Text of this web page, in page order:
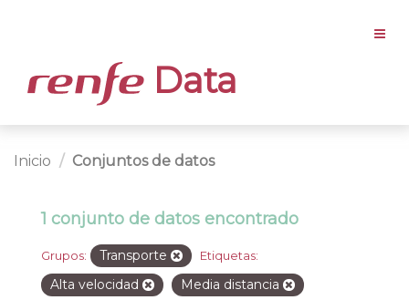
Data
Inicio Conjuntos de datos
1 conjunto de datos encontrado
Grupos: Transporte Etiquetas:
Alta velocidad
Media distancia